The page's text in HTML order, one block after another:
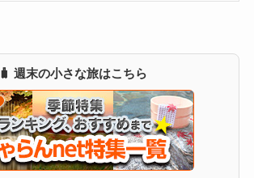
🧳 週末の小さな旅はこちら